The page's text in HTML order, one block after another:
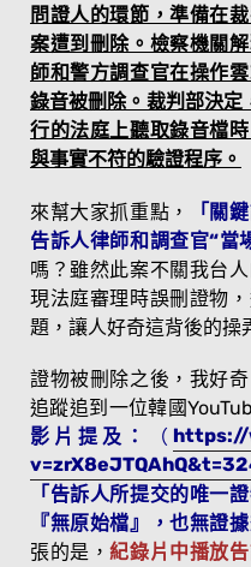
問證人的環節，準備在
案遭到刪除。檢察機關
師和警方調查官在操作
錄音被刪除。裁判部決
行的法庭上聽取錄音檔
與事實不符的驗證程序。
來幫大家抓重點，
「關
告訴人律師和調查官“當
嗎？雖然此案不關我台
現法庭審理時誤刪證物
題，讓人好奇這背後的操
證物被刪除之後，我好
追蹤追到一位韓國
影片提及：
（ https://
「告訴人所提交的唯一
『無原始檔』，也無證
張的是，紀錄片中播放